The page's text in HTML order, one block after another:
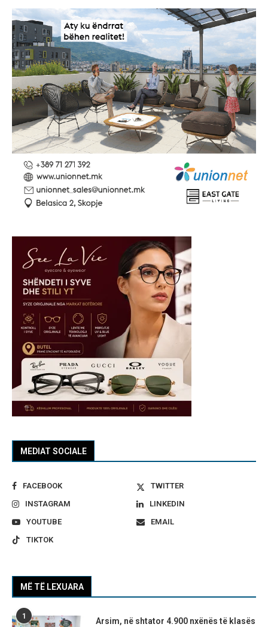
MEDIAT SOCIALE
FACEBOOK
TWITTER
INSTAGRAM
LINKEDIN
YOUTUBE
EMAIL
TIKTOK
MË TË LEXUARA
1
Arsim, në shtator 4.900 nxënës të klasës